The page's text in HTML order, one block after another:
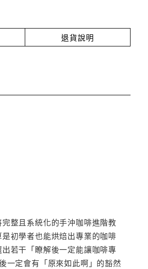
退貨說明
整且系統化的手沖咖啡進階教
初學者也能烘焙出專業的咖啡
若干「瞭解後一定能讓咖啡專
一定會有「原來如此啊」的豁然